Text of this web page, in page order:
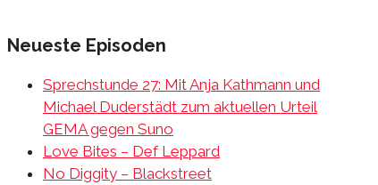
Neueste Episoden
Sprechstunde 27: Mit Anja Kathmann und
Michael Duderstädt zum aktuellen Urteil
GEMA gegen Suno
Love Bites – Def Leppard
No Diggity – Blackstreet